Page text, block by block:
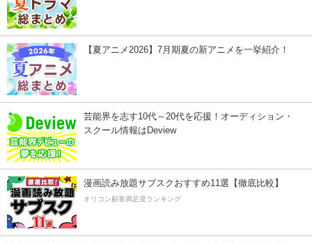
【夏アニメ2026】7月期夏の新アニメを一挙紹介！
芸能界を志す10代～20代を応援！オーディション・
スクール情報はDeview
漫画読み放題サブスクおすすめ11選【徹底比較】
オリコン顧客満足度ランキング